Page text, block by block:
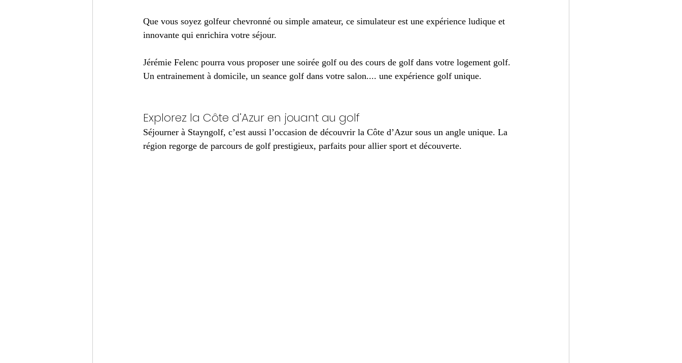
Que vous soyez golfeur chevronné ou simple amateur, ce simulateur est une expérience ludique et
innovante qui enrichira votre séjour.
Jérémie Felenc pourra vous proposer une soirée golf ou des cours de golf dans votre logement golf.
Un entrainement à domicile, un seance golf dans votre salon.... une expérience golf unique.
Explorez la Côte d’Azur en jouant au golf
Séjourner à Stayngolf, c’est aussi l’occasion de découvrir la Côte d’Azur sous un angle unique. La
région regorge de parcours de golf prestigieux, parfaits pour allier sport et découverte.